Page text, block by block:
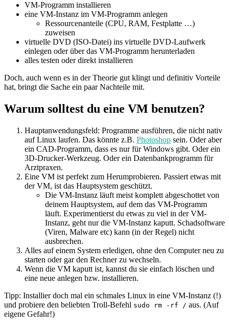
VM-Programm installieren
eine VM-Instanz im VM-Programm anlegen
Ressourcenanteile (CPU, RAM, Festplatte …)
zuweisen
virtuelle DVD (ISO-Datei) ins virtuelle DVD-Laufwerk
einlegen oder über das VM-Programm herunterladen
alles testen oder direkt installieren
Doch, auch wenn es in der Theorie gut klingt und definitiv Vorteile
hat, bringt die Sache ein paar Nachteile mit.
Warum solltest du eine VM benutzen?
Hauptanwendungsfeld: Programme ausführen, die nicht nativ
auf Linux laufen. Das könnte z.B. Photoshop sein. Oder aber
ein CAD-Programm, dass es nur für Windows gibt. Oder ein
3D-Drucker-Werkzeug. Oder ein Datenbankprogramm für
Arztpraxen.
Eine VM ist perfekt zum Herumprobieren. Passiert etwas mit
der VM, ist das Hauptsystem geschützt.
Die VM-Instanz läuft meist komplett abgeschottet von
deinem Hauptsystem, auf dem das VM-Programm
läuft. Experimentierst du etwas zu viel in der VM-
Instanz, geht nur die VM-Instanz kaputt. Schadsoftware
(Viren, Malware etc) kann (in der Regel) nicht
ausbrechen.
Alles auf einem System erledigen, ohne den Computer neu zu
starten oder gar den Rechner zu wechseln.
Wenn die VM kaputt ist, kannst du sie einfach löschen und
eine neue anlegen bzw. installieren.
Tipp: Installier doch mal ein schmales Linux in eine VM-Instanz (!)
und probiere den beliebten Troll-Befehl sudo rm -rf / aus. (Auf
eigene Gefahr!)